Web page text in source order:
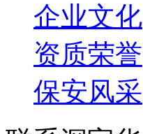
企业文化
资质荣誉
保安风采